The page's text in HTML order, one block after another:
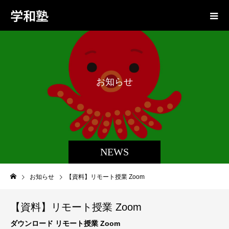
学和塾
NEWS
お知 らせ
お知らせ 【資料】リモート授業 Zoom
【資料】リモート授業 Zoom
ダウンロード リモート授業 Zoom